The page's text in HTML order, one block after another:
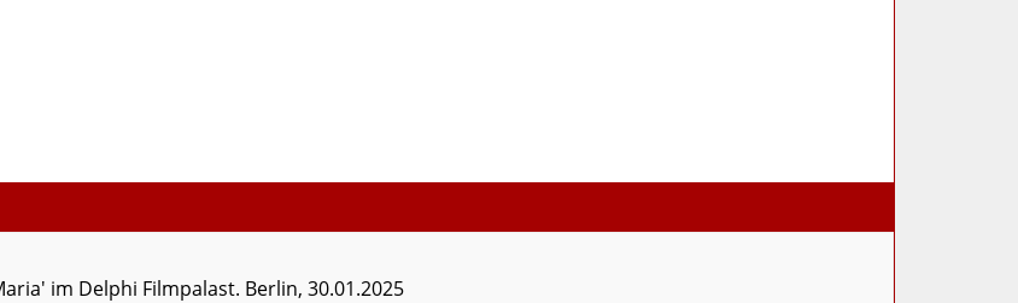
im Delphi Filmpalast. Berlin, 30.01.2025